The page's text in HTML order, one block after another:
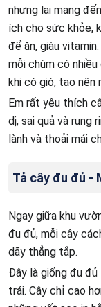
nhưng lại mang
ích cho sức khỏe,
để ăn, giàu
mỗi chùm có
khi có gió, tạo nên
Em rất yêu thích
dị, sai quả và rung
lành và thoải mái
Tả cây đu đủ -
Ngay giữa khu
đu đủ, mỗi cây
dãy thẳng tắp.
Đây là giống đu đủ
trái. Cây chỉ cao